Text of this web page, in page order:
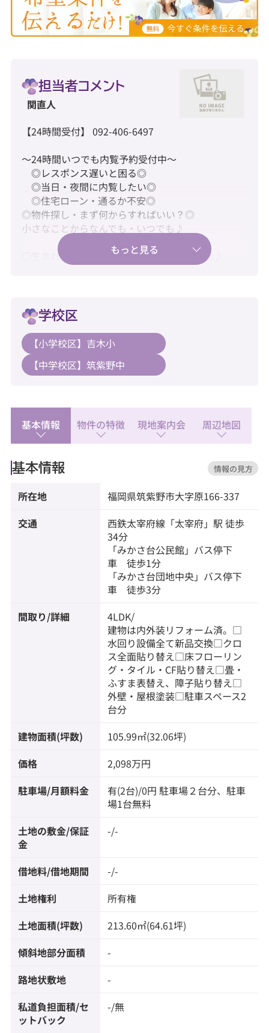
担当者コメント
関直人
【24時間受付】 092-406-6497
～24時間いつでも内覧予約受付中～
◎レスポンス遅いと困る◎
◎当日・夜間に内覧したい◎
◎住宅ローン・通るか不安◎
◎物件探し・まず何からすればいい？◎
小さなことからなんでも・いつでも♪
〇生まれ変わった一邸、すぐに始まる新生活♪
〇水回り新品交換済みで快適にご入居♪
【教育】
◆吉木小学校：徒歩9分
◆筑紫野中学校：徒歩42分
◆ダイレックス 原店：徒歩12分
◆ファミリーマート 筑紫野吉木店：徒歩8分
◆御笠郵便局：徒歩7分
学校区
【小学校区】吉木小
【中学校区】筑紫野中
基本情報 物件の特徴 現地案内会 周辺地図
基本情報 情報の見方
所在地 福岡県筑紫野市大字原166-337
交通 西鉄太宰府線 「太宰府」駅 徒歩
34分
「みかさ台公民館」バス停下
車 徒歩1分
「みかさ台団地中央」バス停下
車 徒歩3分
間取り/詳細
4LDK/
建物は内外装リフォーム済。□
水回り設備全て新品交換□クロ
ス全面貼り替え□床フローリン
グ・タイル・CF貼り替え□畳・
ふすま表替え、障子貼り替え□
外壁・屋根塗装□駐車スペース2
台分
建物面積(坪数) 105.99㎡(32.06坪)
価格 2,098万円
駐車場/月額料金
有(2台)/0円 駐車場２台分、駐車
場1台無料
土地の敷金/保証
金
-/-
借地料/借地期間 -/-
土地権利 所有権
土地面積(坪数) 213.60㎡(64.61坪)
傾斜地部分面積 -
路地状敷地 -
私道負担面積/セ
ットバック
-/無